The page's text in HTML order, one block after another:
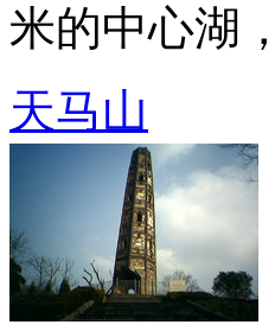
米的中心湖
天马山